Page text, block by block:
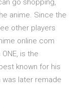
go shopping,
anime. Since the
other players
online com
is the
known for his
was later remade